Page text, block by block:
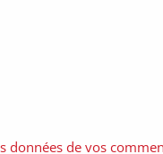
données de vos